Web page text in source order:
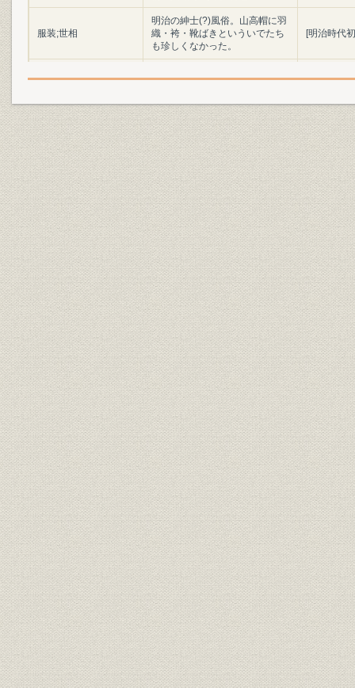
服装;世相
明治の紳士(?)風俗。山高帽に羽
織・袴・靴ばきといういでたち
も珍しくなかった。
[明治時代
役員;経営者
製品;商品 明治時代の陸軍軍靴の変遷
明治初年
(1886年)
靴;風俗
「調練歩行の図」よし藤画 慶応
3年幕府軍の歩兵によるフラン
ス式訓練の情景。指揮官や軍楽
隊は靴ばきだが、一般兵はほと
んど草履ばきであった。(浅井収
氏蔵)
慶応3年
設備 欧米の手製靴時代の工具
広告宣伝
明治3年12月8日付「横浜毎日新
聞」に西村勝三が出した求人広
告
明治3年
広告宣伝
日露戦争当時、朝日新聞に掲出
された靴の広告
[明治37年
事業所
明治15年、銀座尾張町2丁目15
番地に開店した「レマルシャン
靴店」。
明治15年
技術;経営者
オランダ出身の靴師の先覚者 エ
フ・ジェ・レマルシャン
商品;広告宣伝
伊勢勝造靴場の靴のカタログ。
西村勝三の出身地である千葉県
佐倉市で最近発見された日本で
最初の靴のカタログ。
販売
桜組銀座店の製靴注文帳。(明治
10年ごろ)
明治10年
明治6年、米欧使節団一行、ワ
シントンで写す。皆、靴を履い
ている。正使の岩倉は、和服の